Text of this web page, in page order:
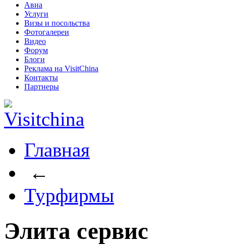
Авиа
Услуги
Визы и посольства
Фотогалереи
Видео
Форум
Блоги
Реклама на VisitChina
Контакты
Партнеры
Главная
←
Турфирмы
Элита сервис